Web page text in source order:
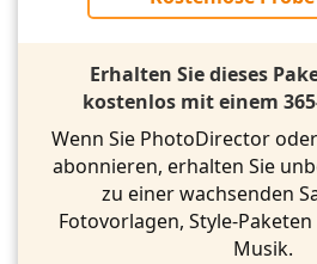
Erhalten Sie dieses
kostenlos mit einem
Wenn Sie PhotoDirector
abonnieren, erhalten Sie
zu einer wachsenden
Fotovorlagen, Style-
Musik.